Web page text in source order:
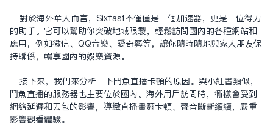
对于海外华人而言，Sixfast不仅仅是一个加速器，更是一位得力
的助手。它可以帮助你突破地域限制，轻松访问国内的各种网站和
应用，例如微信、QQ音乐、爱奇艺等，让你随时随地与家人朋友保
持联系，畅享国内的娱乐资源。
接下来，我们来分析一下斗鱼直播卡顿的原因。与小红书类似，
斗鱼直播的服务器也主要位于国内。海外用户访问时，同样会受到
网络延迟和丢包的影响，导致直播画面卡顿、声音断断续续，严重
影响观看体验。